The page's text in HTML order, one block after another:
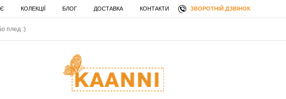
КОЛЕКЦІЇ БЛОГ ДОСТАВКА КОНТАКТИ ЗВОРОТНІЙ ДЗВІНОК